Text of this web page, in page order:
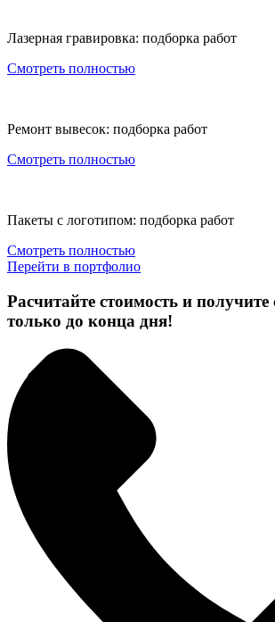
Лазерная гравировка: подборка работ
Смотреть полностью
Ремонт вывесок: подборка работ
Смотреть полностью
Пакеты с логотипом: подборка работ
Смотреть полностью
Перейти в портфолио
Расчитайте стоимость и получите
только до конца дня!